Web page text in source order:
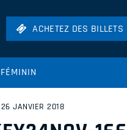
ACHETEZ DES BILLETS
Hockey
ACHETEZ DES BILLETS
JANVIER 2018